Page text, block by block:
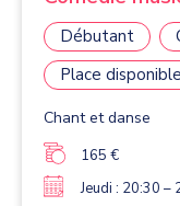
Débutant
Place disponible
Chant et danse
165 €
Jeudi : 20:30 –